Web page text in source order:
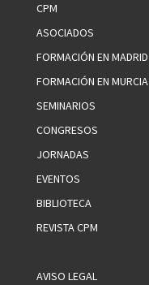
CPM
ASOCIADOS
FORMACIÓN EN MADRID
FORMACIÓN EN MURCIA
SEMINARIOS
CONGRESOS
JORNADAS
EVENTOS
BIBLIOTECA
REVISTA CPM
AVISO LEGAL